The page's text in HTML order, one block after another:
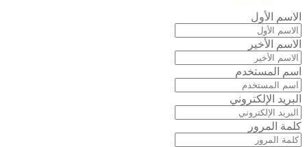
الاسم الأول
الاسم الأخير
اسم المستخدم
البريد الإلكتروني
كلمة المرور